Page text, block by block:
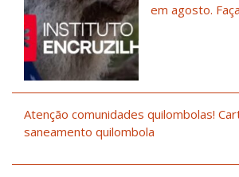
em agosto.
Atenção comunidades quilombolas!
saneamento quilombola